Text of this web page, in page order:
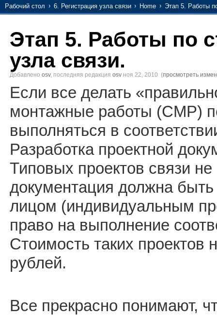
Рабочий стол 6. Регистрация узла связи Home Этап 5. Работы
Этап 5. Работы по
узла связи.
Добавлено osv, последняя редакция osv ноя 22, 2010 (просмотреть
Если все делать
монтажные работы (СМР)
выполняться в
Разработка проектной
Типовых проектов связи
документация должна
лицом (индивидуальным
право на выполнение
Стоимость таких проектов
рублей.
Все прекрасно понимают,